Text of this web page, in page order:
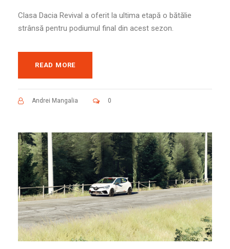
Clasa Dacia Revival a oferit la ultima etapă o bătălie
strânsă pentru podiumul final din acest sezon.
READ MORE
Andrei Mangalia 0